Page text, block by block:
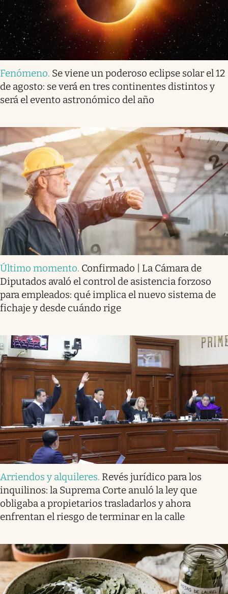
Fenómeno. Se viene un poderoso eclipse solar el 12
de agosto: se verá en tres continentes distintos y
será el evento astronómico del año
Último momento. Confirmado | La Cámara de
Diputados avaló el control de asistencia forzoso
para empleados: qué implica el nuevo sistema de
fichaje y desde cuándo rige
Arriendos y alquileres. Revés jurídico para los
inquilinos: la Suprema Corte anuló la ley que
obligaba a propietarios trasladarlos y ahora
enfrentan el riesgo de terminar en la calle